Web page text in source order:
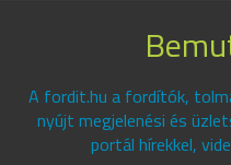
A fordit.hu a fordítók,
nyújt megjelenési és
portál hírekkel,